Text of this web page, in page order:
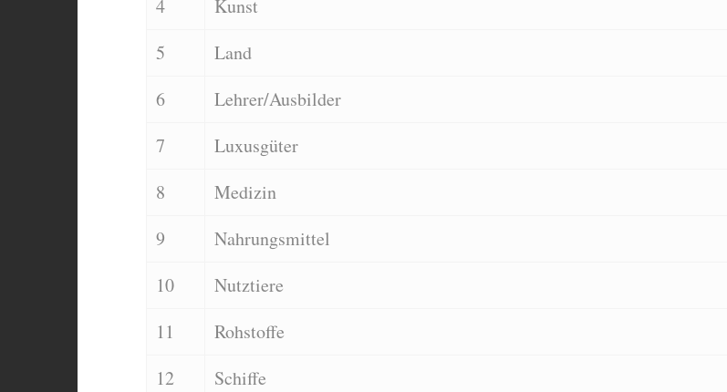
4
Kunst
5
Land
6
Lehrer/Ausbilder
7
Luxusgüter
8
Medizin
9
Nahrungsmittel
10
Nutztiere
11
Rohstoffe
12
Schiffe